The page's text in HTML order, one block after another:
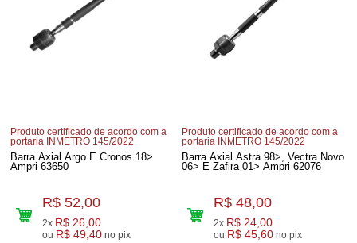
Produto certificado de acordo com a
portaria INMETRO 145/2022
Barra Axial Argo E Cronos 18>
Ampri 63650
R$ 52,00
2x R$ 26,00
ou R$ 49,40 no pix
Produto certificado de acordo com a
portaria INMETRO 145/2022
Barra Axial Astra 98>, Vectra Novo
06> E Zafira 01> Ampri 62076
R$ 48,00
2x R$ 24,00
ou R$ 45,60 no pix